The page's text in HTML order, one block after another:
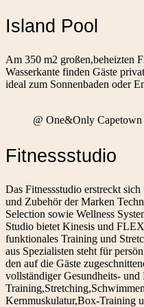
Island Pool
Am 350 m2 großen,beheizten
Wasserkante finden Gäste
ideal zum Sonnenbaden oder
@ One&Only Capetown
Fitnessstudio
Das Fitnessstudio erstreckt
und Zubehör der Marken
Selection sowie Wellness
Studio bietet Kinesis und
funktionales Training und
aus Spezialisten steht für
den auf die Gäste
vollständiger Gesundheits- und
Kernmuskulatur,Box-Training